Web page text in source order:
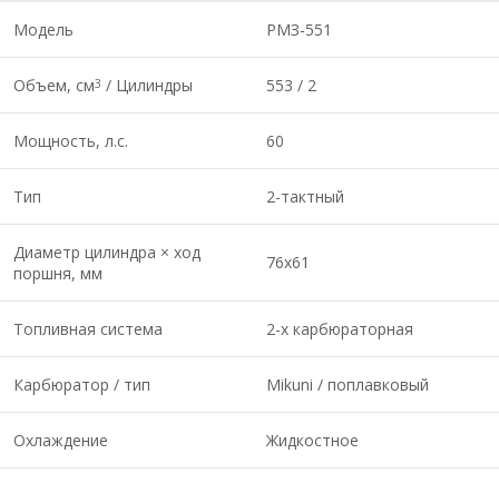
Модель РМЗ-551
Объем, см3 / Цилиндры 553 / 2
Мощность, л.с. 60
Тип 2-тактный
Диаметр цилиндра × ход
поршня, мм
76х61
Топливная система 2-х карбюраторная
Карбюратор / тип Mikuni / поплавковый
Охлаждение Жидкостное